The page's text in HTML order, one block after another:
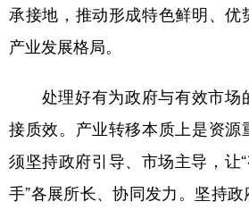
承接地，推动形成特色鲜明、优
产业发展格局。
处理好有为政府与有效市场
接质效。产业转移本质上是资源
须坚持政府引导、市场主导，让
手”各展所长、协同发力。坚持